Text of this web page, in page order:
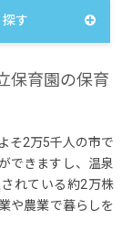
す
保育園の保育
そ2万5千人の市で
できますし、温泉
れている約2万株
や農業で暮らしを